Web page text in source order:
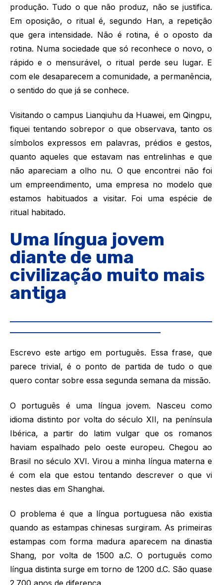
produção. Tudo o que não produz, não se justifica.
Em oposição, o ritual é, segundo Han, a repetição
que gera intensidade. Não é rotina, é o oposto da
rotina. Numa sociedade que só reconhece o novo, o
rápido e o mensurável, o ritual perde seu lugar. E
com ele desaparecem a comunidade, a permanência,
o sentido do que já se conhece.
Visitando o campus Lianqiuhu da Huawei, em Qingpu,
fiquei tentando sobrepor o que observava, tanto os
símbolos expressos em palavras, prédios e gestos,
quanto aqueles que estavam nas entrelinhas e que
não apareciam a olho nu. O que encontrei não foi
um empreendimento, uma empresa no modelo que
estamos habituados a visitar. Foi uma espécie de
ritual habitado.
Uma língua jovem
diante de uma
civilização muito mais
antiga
Escrevo este artigo em português. Essa frase, que
parece trivial, é o ponto de partida de tudo o que
quero contar sobre essa segunda semana da missão.
O português é uma língua jovem. Nasceu como
idioma distinto por volta do século XII, na península
Ibérica, a partir do latim vulgar que os romanos
haviam espalhado pelo oeste europeu. Chegou ao
Brasil no século XVI. Virou a minha língua materna e
é com ela que estou tentando descrever o que vi
nestes dias em Shanghai.
O problema é que a língua portuguesa não existia
quando as estampas chinesas surgiram. As primeiras
estampas com forma madura aparecem na dinastia
Shang, por volta de 1500 a.C. O português como
língua distinta surge em torno de 1200 d.C. São quase